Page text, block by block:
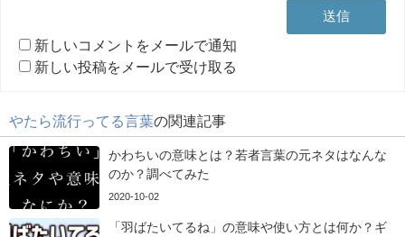
新しいコメントをメールで通知
新しい投稿をメールで受け取る
やたら流行ってる言葉の関連記事
かわちいの意味とは？若者言葉の元ネタはなんな
のか？調べてみた
2020-10-02
「羽ばたいてるね」の意味や使い方とは何か？ギ